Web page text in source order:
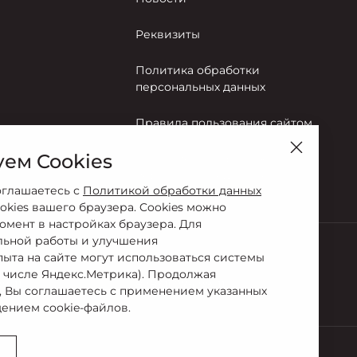
Реквизиты
Политика обработки
персональных данных
Правила пользования сайтом
11
Сервис
8 (831) 275-99-11
Cookies
с Политикой обработки данных
вашего браузера. Cookies можно
в настройках браузера. Для
работы и улучшения
на сайте могут использоваться системы
числе Яндекс.Метрика). Продолжая
Вы соглашаетесь с применением указанных
cookie-файлов.